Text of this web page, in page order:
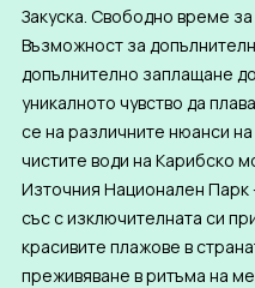
Закуска. Свободно време
Възможност за
допълнително заплащане
уникалното чувство да
се на различните нюанси
чистите води на Карибско
Източния Национален
със с изключителната си
красивите плажове в
преживяване в ритъма на